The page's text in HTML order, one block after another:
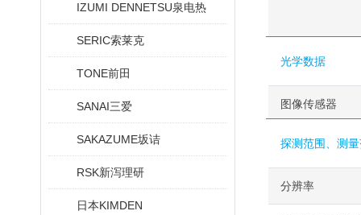
IZUMI DENNETSU泉电热
SERIC索莱克
TONE前田
SANAI三爱
SAKAZUME坂诘
RSK新泻理研
日本KIMDEN
光学数据
图像传感器
探测范围、测
分辨率